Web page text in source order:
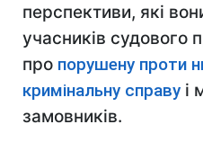
перспективи, які
учасників судового
про порушену проти
кримінальну справу і
замовників.